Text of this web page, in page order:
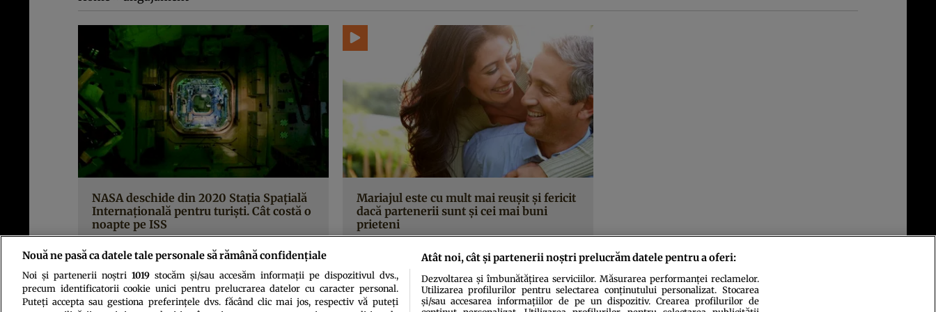
NASA deschide din 2020 Staţia Spaţială
Internaţională pentru turişti. Cât costă o
noapte pe ISS
Mariajul este cu mult mai reuşit şi fericit
dacă partenerii sunt şi cei mai buni
prieteni
Nouă ne pasă ca datele tale personale să rămână confidențiale
Noi și partenerii noștri 1019stocăm și/sau accesăm informații pe dispozitivul dvs.,
precum identificatorii cookie unici pentru prelucrarea datelor cu caracter personal.
Puteți accepta sau gestiona preferințele dvs. făcând clic mai jos, respectiv vă puteți
Atât noi, cât și partenerii noștri prelucrăm datele pentru a oferi:
Dezvoltarea și îmbunătățirea serviciilor. Măsurarea performanței reclamelor.
Utilizarea profilurilor pentru selectarea conținutului personalizat. Stocarea
și/sau accesarea informațiilor de pe un dispozitiv. Crearea profilurilor de